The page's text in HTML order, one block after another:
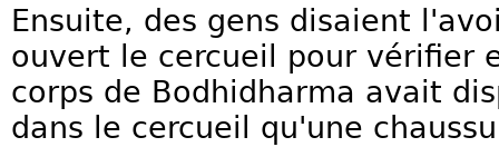
Ensuite, des gens disaient
ouvert le cercueil pour vérifier
corps de Bodhidharma avait
dans le cercueil qu'une